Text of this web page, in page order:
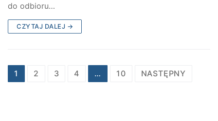
do odbioru…
CZYTAJ DALEJ →
Nawigacja
1 2 3 4 … 10 NASTĘPNY